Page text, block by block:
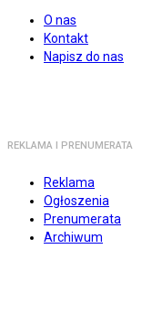
O nas
Kontakt
Napisz do nas
REKLAMA I PRENUMERATA
Reklama
Ogłoszenia
Prenumerata
Archiwum